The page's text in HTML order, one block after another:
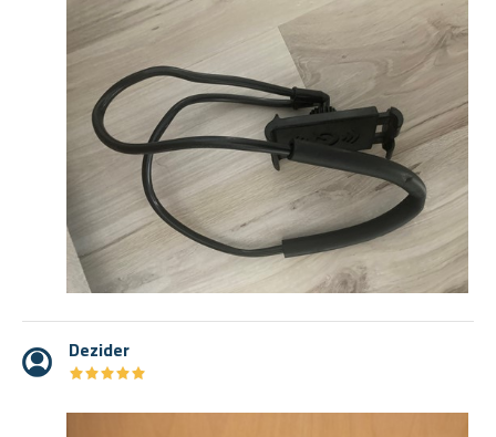
Dezider
★★★★★
★★★★★